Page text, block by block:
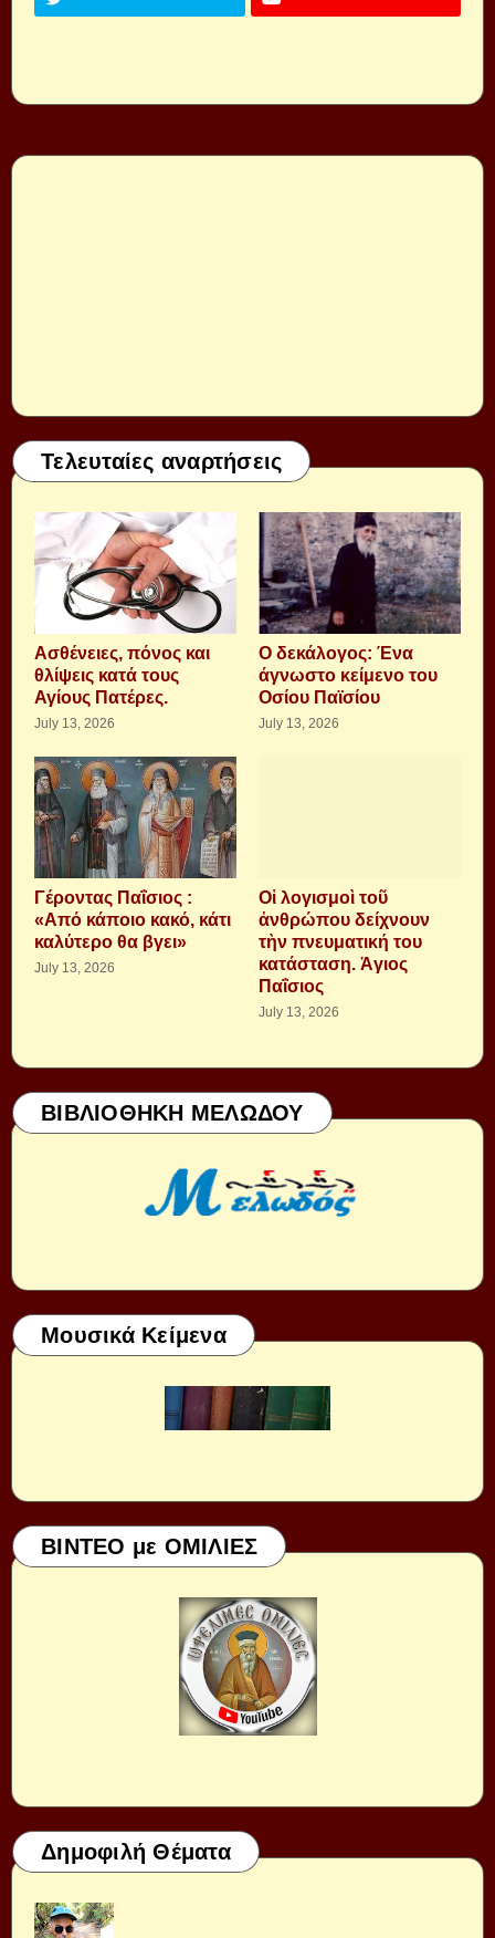
Τελευταίες αναρτήσεις
Aσθένειες, πόνος και
θλίψεις κατά τους
Αγίους Πατέρες.
July 13, 2026
Ο δεκάλογος: Ένα
άγνωστο κείμενο του
Οσίου Παϊσίου
July 13, 2026
Γέροντας Παΐσιος :
«Από κάποιο κακό, κάτι
καλύτερο θα βγει»
July 13, 2026
Οἱ λογισμοὶ τοῦ
ἀνθρώπου δείχνουν
τὴν πνευματική του
κατάσταση. Ἁγιος
Παΐσιος
July 13, 2026
ΒΙΒΛΙΟΘΗΚΗ ΜΕΛΩΔΟΥ
Μουσικά Κείμενα
ΒΙΝΤΕΟ με ΟΜΙΛΙΕΣ
Δημοφιλή Θέματα